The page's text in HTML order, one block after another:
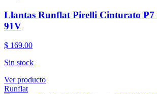
Llantas Runflat Pirelli Cinturato P7
91V
$ 169.00
Sin stock
Ver producto
Runflat